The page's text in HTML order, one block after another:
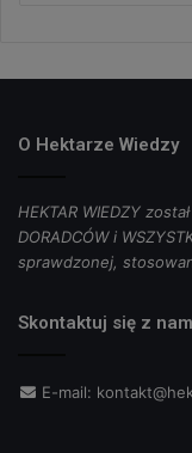
O Hektarze Wiedzy
HEKTAR WIEDZY
DORADCÓW i
sprawdzonej,
Skontaktuj się z
E-mail: